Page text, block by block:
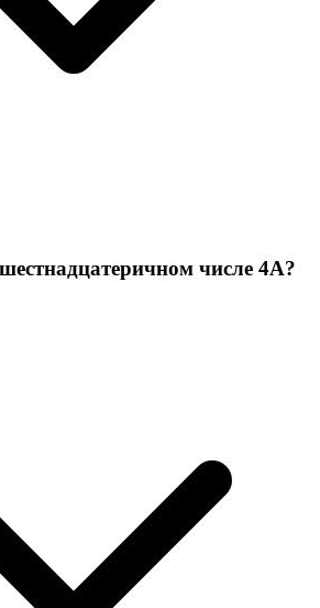
числе 4A?